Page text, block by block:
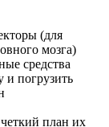
(для
мозга)
средства
и погрузить
план их